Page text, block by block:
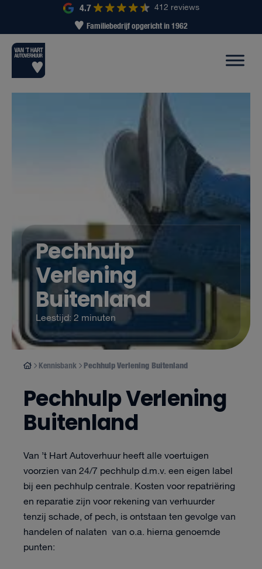
4.7
412 reviews
Familiebedrijf opgericht in 1962
Pechhulp
Verlening
Buitenland
Leestijd: 2 minuten
Kennisbank Pechhulp Verlening Buitenland
Pechhulp Verlening
Buitenland
Van ’t Hart Autoverhuur heeft alle voertuigen
voorzien van 24/7 pechhulp d.m.v. een eigen label
bij een pechhulp centrale. Kosten voor repatriëring
en reparatie zijn voor rekening van verhuurder
tenzij schade, of pech, is ontstaan ten gevolge van
handelen of nalaten van o.a. hierna genoemde
punten: